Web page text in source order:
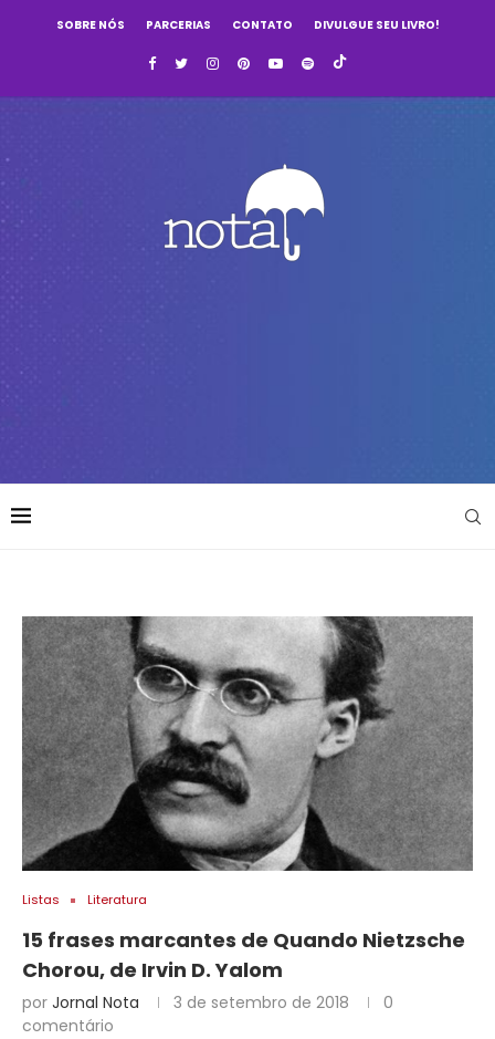
SOBRE NÓS PARCERIAS CONTATO DIVULGUE SEU LIVRO!
Listas Literatura
15 frases marcantes de Quando Nietzsche
Chorou, de Irvin D. Yalom
por Jornal Nota 3 de setembro de 2018
0
comentário